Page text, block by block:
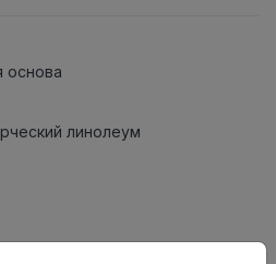
основа
линолеум